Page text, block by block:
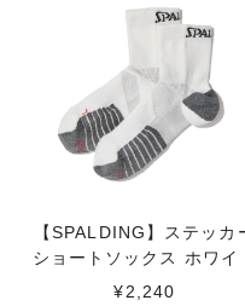
【SPALDING】ステッカ
ショートソックス ホワイ
¥2,240